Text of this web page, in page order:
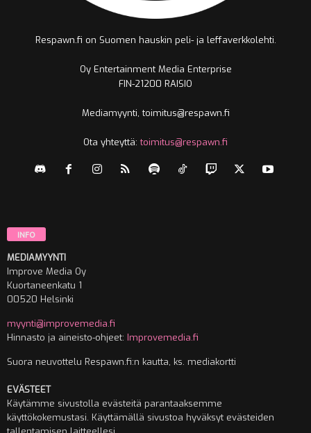
Respawn.fi on Suomen hauskin peli- ja leffaverkkolehti.
Oy Entertainment Media Enterprise
FIN-21200 RAISIO
Mediamyynti, toimitus@respawn.fi
Ota yhteyttä:toimitus@respawn.fi
INFO
MEDIAMYYNTI
Improve Media Oy
Kuortaneenkatu 1
00520 Helsinki
myynti@improvemedia.fi
Hinnasto ja aineisto-ohjeet: Improvemedia.fi
Suora neuvottelu Respawn.fi:n kautta, ks. mediakortti
EVÄSTEET
Käytämme sivustolla evästeitä parantaaksemme
käyttökokemustasi. Käyttämällä sivustoa hyväksyt evästeiden